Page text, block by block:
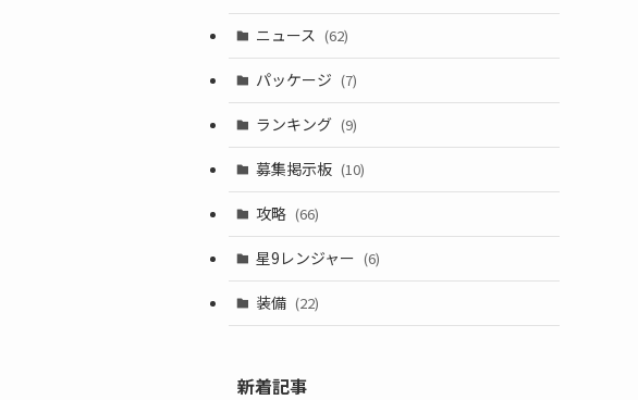
ニュース (62)
パッケージ (7)
ランキング (9)
募集掲示板 (10)
攻略 (66)
星9レンジャー (6)
装備 (22)
新着記事